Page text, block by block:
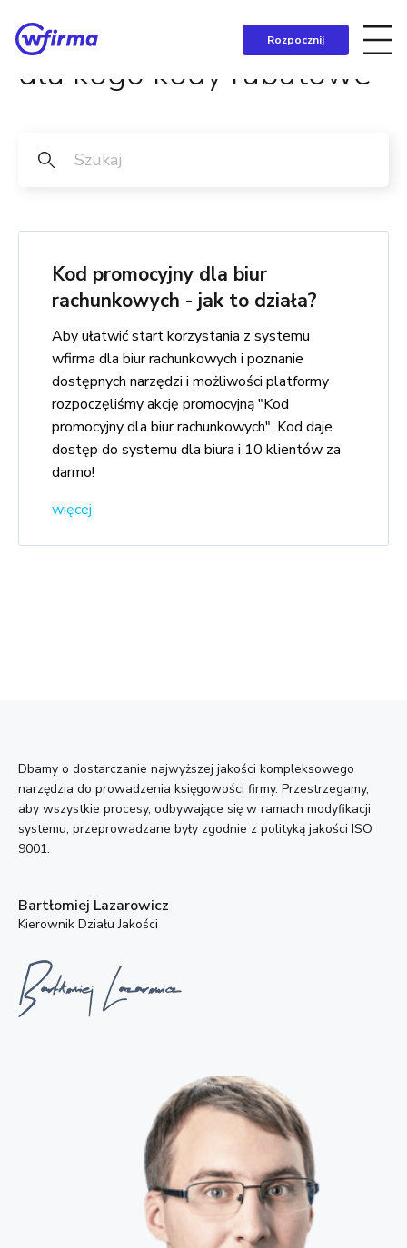
Rozpocznij
dla kogo kody rabatowe
Kod promocyjny dla biur
rachunkowych - jak to działa?
Aby ułatwić start korzystania z systemu
wfirma dla biur rachunkowych i poznanie
dostępnych narzędzi i możliwości platformy
rozpoczęliśmy akcję promocyjną "Kod
promocyjny dla biur rachunkowych". Kod daje
dostęp do systemu dla biura i 10 klientów za
darmo!
więcej
Dbamy o dostarczanie najwyższej jakości kompleksowego
narzędzia do prowadzenia księgowości firmy. Przestrzegamy,
aby wszystkie procesy, odbywające się w ramach modyfikacji
systemu, przeprowadzane były zgodnie z polityką jakości ISO
9001.
Bartłomiej Lazarowicz
Kierownik Działu Jakości